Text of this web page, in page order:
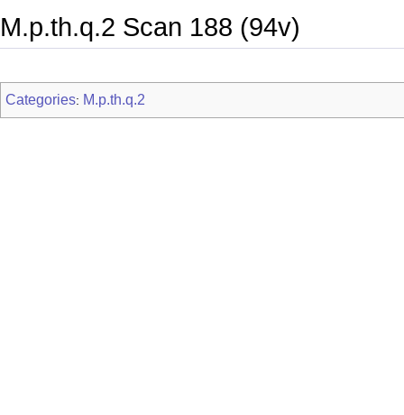
M.p.th.q.2 Scan 188 (94v)
Categories: M.p.th.q.2